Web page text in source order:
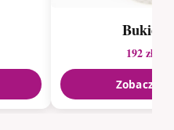
Bukiet
192 zł
Zobacz